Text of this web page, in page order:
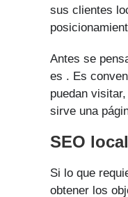
sus clientes
Antes se
es . Es
puedan
sirve una
SEO
Si lo que
obtener los